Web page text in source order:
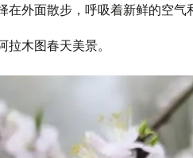
外面散步，呼吸着新鲜的空气
木图春天美景。